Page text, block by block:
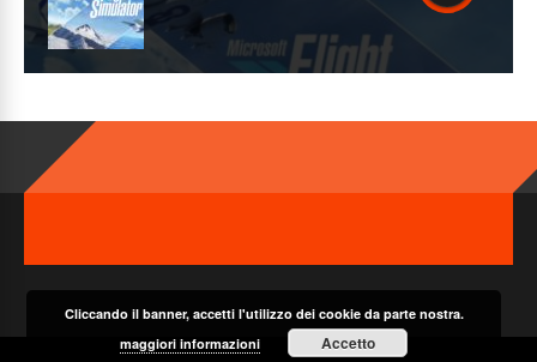
Cliccando il banner, accetti l'utilizzo dei cookie da parte nostra.
maggiori informazioni
Accetto